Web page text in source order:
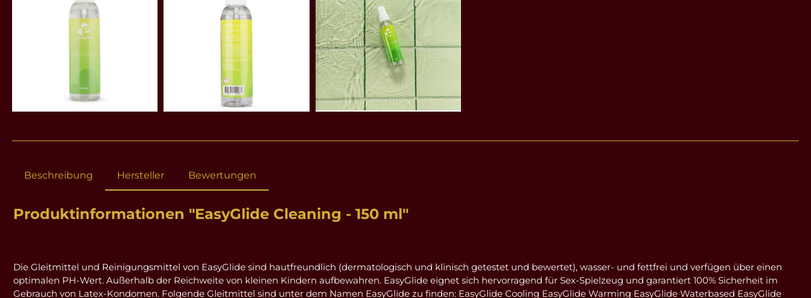
Beschreibung Hersteller Bewertungen
Produktinformationen "EasyGlide Cleaning - 150 ml"
Die Gleitmittel und Reinigungsmittel von EasyGlide sind hautfreundlich (dermatologisch und klinisch getestet und bewertet), wasser- und fettfrei und verfügen über einen
optimalen PH-Wert. Außerhalb der Reichweite von kleinen Kindern aufbewahren. EasyGlide eignet sich hervorragend für Sex-Spielzeug und garantiert 100% Sicherheit im
Gebrauch von Latex-Kondomen. Folgende Gleitmittel sind unter dem Namen EasyGlide zu finden: EasyGlide Cooling EasyGlide Warming EasyGlide Waterbased EasyGlide